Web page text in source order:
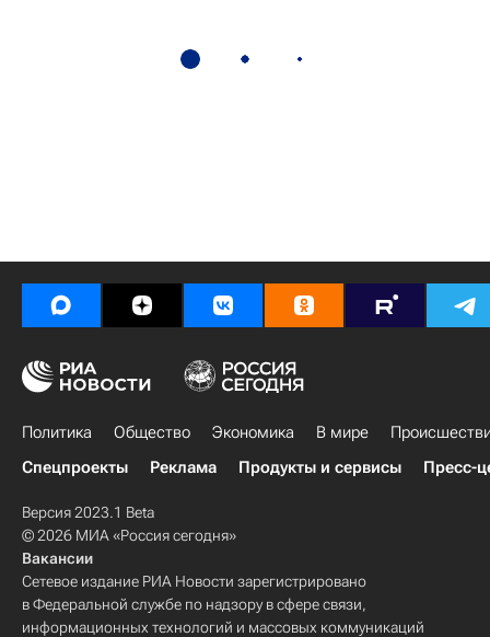
Политика Общество Экономика В мире
Спецпроекты
Реклама Продукты и сервисы Пресс-
Версия 2023.1 Beta
© 2026 МИА «Россия сегодня»
Вакансии
Сетевое издание РИА Новости зарегистрировано
в Федеральной службе по надзору в сфере связи,
информационных технологий и массовых коммуникаций